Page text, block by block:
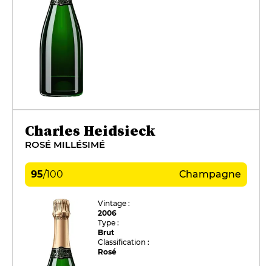
Charles Heidsieck
ROSÉ MILLÉSIMÉ
95/100 Champagne
Vintage :
2006
Type :
Brut
Classification :
Rosé